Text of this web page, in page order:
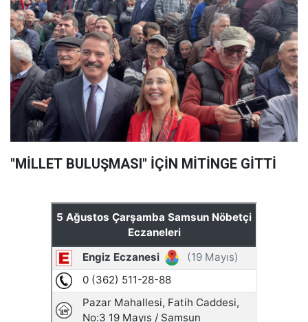
"MİLLET BULUŞMASI" İÇİN MİTİNGE GİTTİ